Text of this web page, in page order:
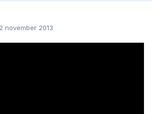
november 2013